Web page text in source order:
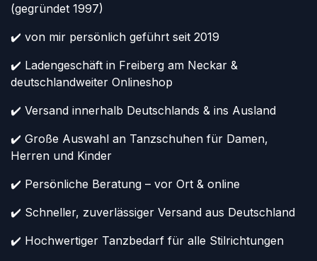
(gegründet 1997)
✔️ von mir persönlich geführt seit 2019
✔️ Ladengeschäft in Freiberg am Neckar &
deutschlandweiter Onlineshop
✔️ Versand innerhalb Deutschlands & ins Ausland
✔️ Große Auswahl an Tanzschuhen für Damen,
Herren und Kinder
✔️ Persönliche Beratung – vor Ort & online
✔️ Schneller, zuverlässiger Versand aus Deutschland
✔️ Hochwertiger Tanzbedarf für alle Stilrichtungen